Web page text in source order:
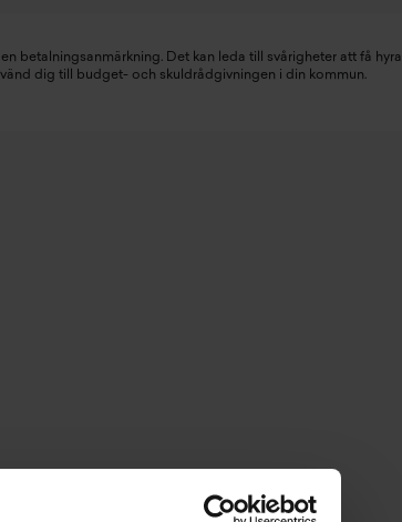
betalningsanmärkning. Det kan leda till svårigheter att få hyra
dig till budget- och skuldrådgivningen i din kommun.